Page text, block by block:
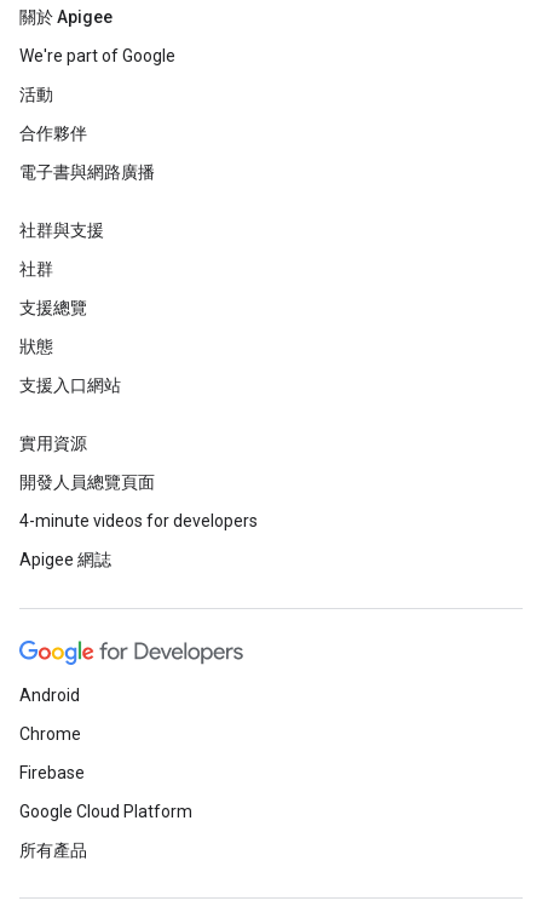
關於 Apigee
We're part of Google
活動
合作夥伴
電子書與網路廣播
社群與支援
社群
支援總覽
狀態
支援入口網站
實用資源
開發人員總覽頁面
4-minute videos for developers
Apigee 網誌
Android
Chrome
Firebase
Google Cloud Platform
所有產品